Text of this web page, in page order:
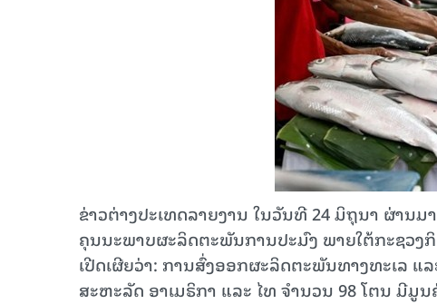
ຂ່າວຕ່າງປະເທດລາຍງານ ໃນວັນທີ 24 ມິຖຸນາ ຜ່າ
ຄຸນນະພາບຜະລິດຕະພັນການປະມົງ ພາຍໃຕ້ກະຊວງກິ
ເປີດເຜີຍວ່າ: ການສົ່ງອອກຜະລິດຕະພັນທາງທະເລ ແ
ສະຫະລັດ ອາເມຣິກາ ແລະ ໄທ ຈຳນວນ 98 ໂຕນ ມີມູ